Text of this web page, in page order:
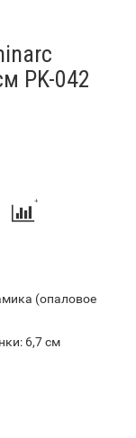
PK-042
(опаловое
6,7 см